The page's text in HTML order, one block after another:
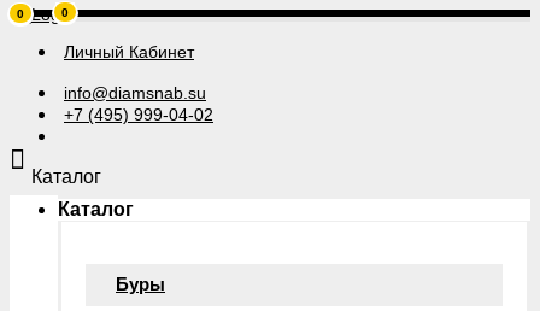
Личный Кабинет
info@diamsnab.su
+7 (495) 999-04-02
0
Каталог
Каталог
Буры
0